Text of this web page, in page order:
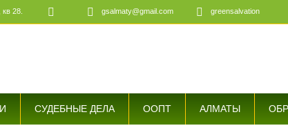
28. gsalmaty@gmail.com greensalvation
СУДЕБНЫЕ ДЕЛА ООПТ АЛМАТЫ